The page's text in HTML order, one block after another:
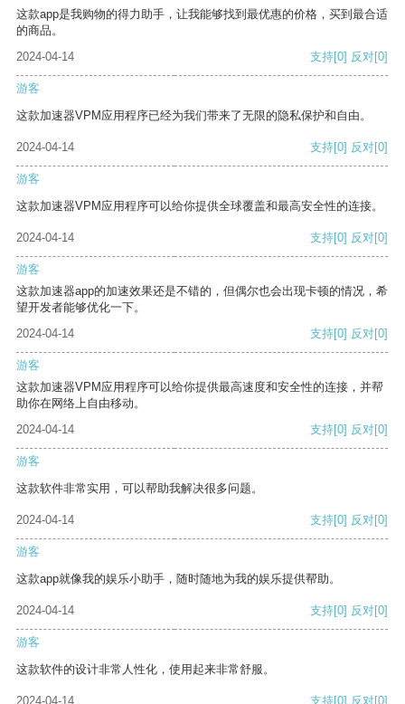
这款app是我购物的得力助手，让我能够找到最优惠的价格，买到最合适
的商品。
2024-04-14
支持[0] 反对[0]
游客
这款加速器VPM应用程序已经为我们带来了无限的隐私保护和自由。
2024-04-14 支持[0] 反对[0]
游客
这款加速器VPM应用程序可以给你提供全球覆盖和最高安全性的连接。
2024-04-14 支持[0] 反对[0]
游客
这款加速器app的加速效果还是不错的，但偶尔也会出现卡顿的情况，希
望开发者能够优化一下。
2024-04-14
支持[0] 反对[0]
游客
这款加速器VPM应用程序可以给你提供最高速度和安全性的连接，并帮
助你在网络上自由移动。
2024-04-14
支持[0] 反对[0]
游客
这款软件非常实用，可以帮助我解决很多问题。
2024-04-14 支持[0] 反对[0]
游客
这款app就像我的娱乐小助手，随时随地为我的娱乐提供帮助。
2024-04-14 支持[0] 反对[0]
游客
这款软件的设计非常人性化，使用起来非常舒服。
2024-04-14 支持[0] 反对[0]